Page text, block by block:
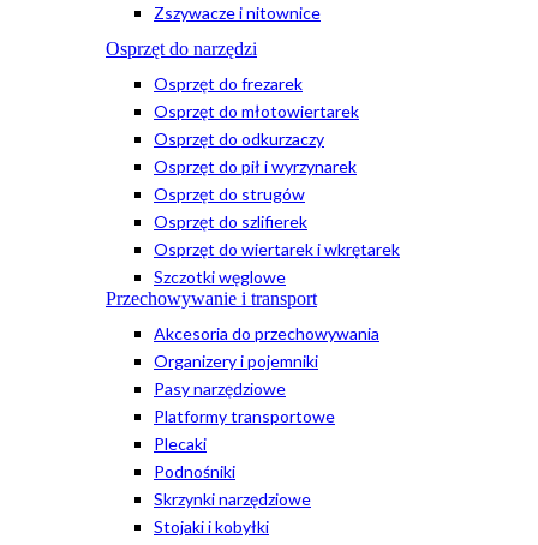
Zszywacze i nitownice
Osprzęt do narzędzi
Osprzęt do frezarek
Osprzęt do młotowiertarek
Osprzęt do odkurzaczy
Osprzęt do pił i wyrzynarek
Osprzęt do strugów
Osprzęt do szlifierek
Osprzęt do wiertarek i wkrętarek
Szczotki węglowe
Przechowywanie i transport
Akcesoria do przechowywania
Organizery i pojemniki
Pasy narzędziowe
Platformy transportowe
Plecaki
Podnośniki
Skrzynki narzędziowe
Stojaki i kobyłki